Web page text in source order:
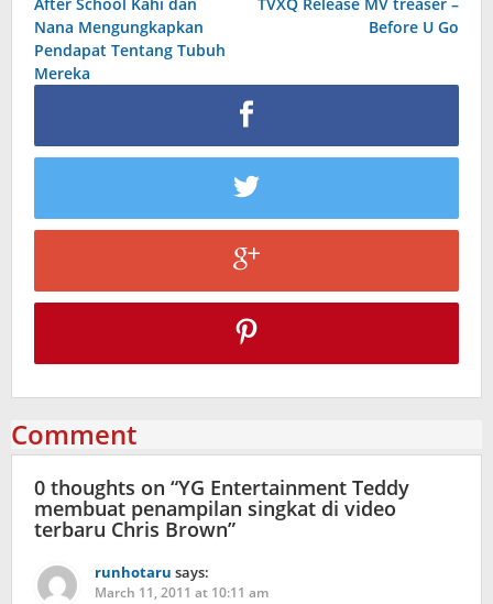
navigation
After School Kahi dan
Nana Mengungkapkan
Pendapat Tentang Tubuh
Mereka
TVXQ Release MV treaser –
Before U Go
Comment
0 thoughts on “YG Entertainment Teddy
membuat penampilan singkat di video
terbaru Chris Brown”
runhotaru says:
March 11, 2011 at 10:11 am